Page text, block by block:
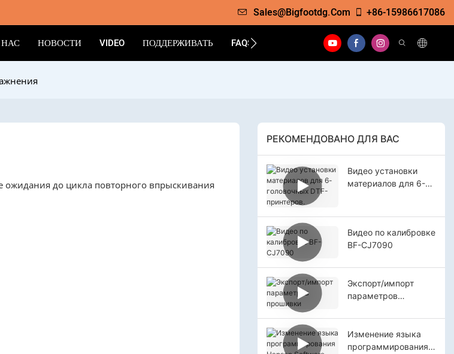
Sales@bigfootdg.com +86-15986617086
НОВОСТИ VIDEO ПОДДЕРЖИВАТЬ FAQS
ожидания до цикла повторного впрыскивания
РЕКОМЕНДОВАНО ДЛЯ ВАС
Видео установки
материалов для 6-
Видео по калибровке
BF-CJ7090
Экспорт/импорт
параметров
Изменение языка
программирования